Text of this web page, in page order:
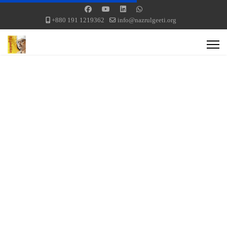
+880 191 1219362 info@nazrulgeeti.org